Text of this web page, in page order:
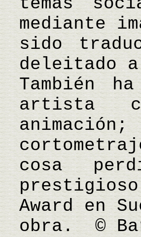
mediante
sido
deleitado
También
artista
cosa
Award en
obra. ©